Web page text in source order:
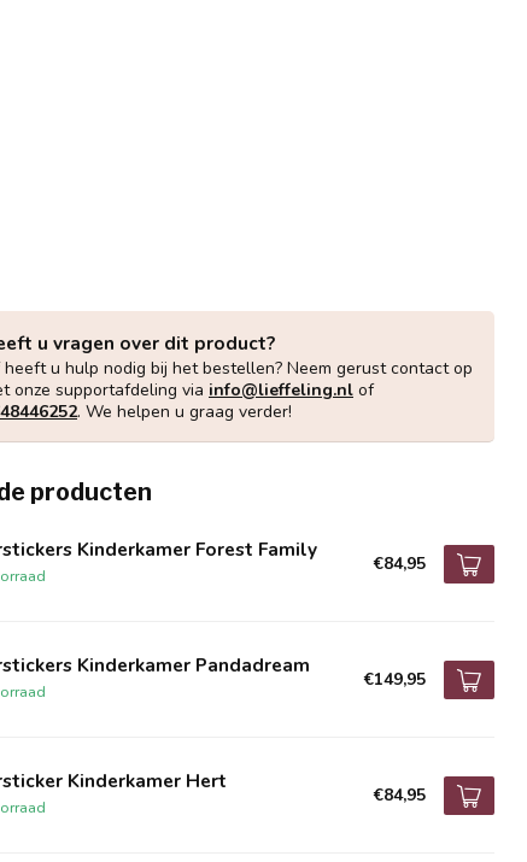
u vragen over dit product?
heeft u hulp nodig bij het bestellen? Neem gerust contact op
onze supportafdeling via info@lieffeling.nl of
. We helpen u graag verder!
producten
Kinderkamer Forest Family
€84,95
Kinderkamer Pandadream
€149,95
Kinderkamer Hert
€84,95